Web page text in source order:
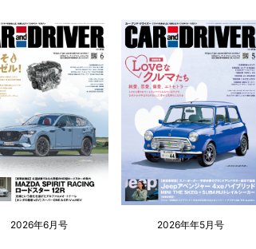
2026年6月号 2026年年5月号